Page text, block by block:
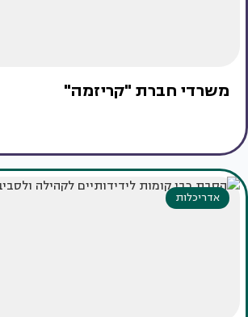
משרדי חברת "קריזמה"
אדריכלות